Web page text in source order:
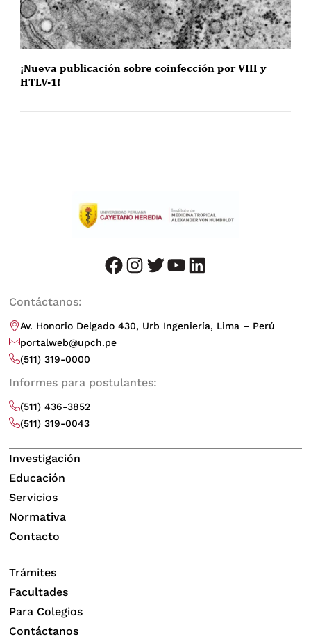
¡Nueva publicación sobre coinfección por VIH y
HTLV-1!
facebook instagram twitter youtube LinkedIn
Contáctanos:
Av. Honorio Delgado 430, Urb Ingeniería, Lima – Perú
portalweb@upch.pe
(511) 319-0000
Informes para postulantes:
(511) 436-3852
(511) 319-0043
Investigación
Educación
Servicios
Normativa
Contacto
Trámites
Facultades
Para Colegios
Contáctanos